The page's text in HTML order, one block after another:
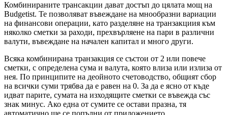
Комбинираните трансакции дават достъп до цялата мощ на
Budgetist. Те позволяват въвеждане на мнообразни вариации
на финансови операции, като разделяне на транзакциия към
няколко сметки за раходи, прехвърляене на пари в различни
валути, въвеждане на начален капитал и много други.
Всяка комбинирана транзакция се състои от 2 или повече
сметки, с определена сума и валута, която влиза или излиза от
нея. По принципите на деойното счетоводство, общият сбор
на всички суми трябва да е равен на 0. За да е ясно от къде
идват парите, сумата на изходящите сметки се въвежда със
знак минус. Ако една от сумите се остави празна, тя